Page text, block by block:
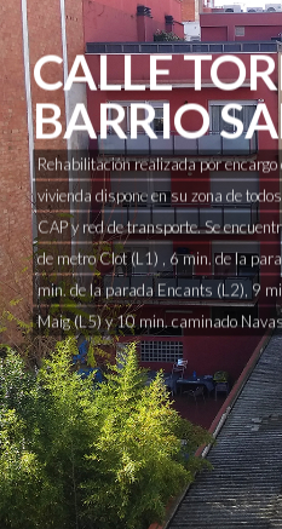
CALLE
BARRIO
Rehabilitación realizada por
vivienda dispone en su zona de
CAP y red de transporte. Se
de metro Clot (L1) , 6 min. de la
min. de la parada Encants (L2), 9
Maig (L5) y 10 min. caminado